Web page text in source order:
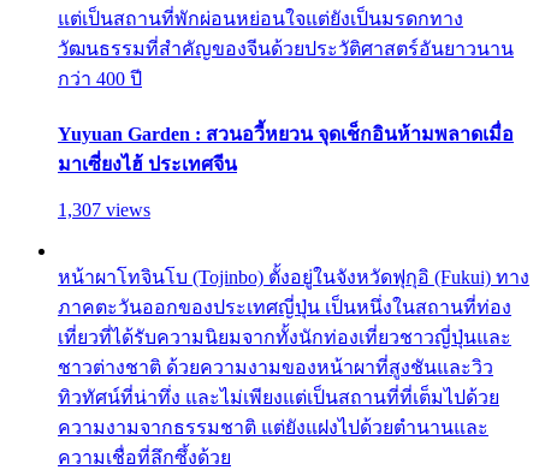
แต่เป็นสถานที่พักผ่อนหย่อนใจแต่ยังเป็นมรดกทาง
วัฒนธรรมที่สำคัญของจีนด้วยประวัติศาสตร์อันยาวนาน
กว่า 400 ปี
Yuyuan Garden : สวนอวี้หยวน จุดเช็กอินห้ามพลาดเมื่อ
มาเซี่ยงไฮ้ ประเทศจีน
1,307 views
หน้าผาโทจินโบ (Tojinbo) ตั้งอยู่ในจังหวัดฟุกุอิ (Fukui) ทาง
ภาคตะวันออกของประเทศญี่ปุ่น เป็นหนึ่งในสถานที่ท่อง
เที่ยวที่ได้รับความนิยมจากทั้งนักท่องเที่ยวชาวญี่ปุ่นและ
ชาวต่างชาติ ด้วยความงามของหน้าผาที่สูงชันและวิว
ทิวทัศน์ที่น่าทึ่ง และไม่เพียงแต่เป็นสถานที่ที่เต็มไปด้วย
ความงามจากธรรมชาติ แต่ยังแฝงไปด้วยตำนานและ
ความเชื่อที่ลึกซึ้งด้วย